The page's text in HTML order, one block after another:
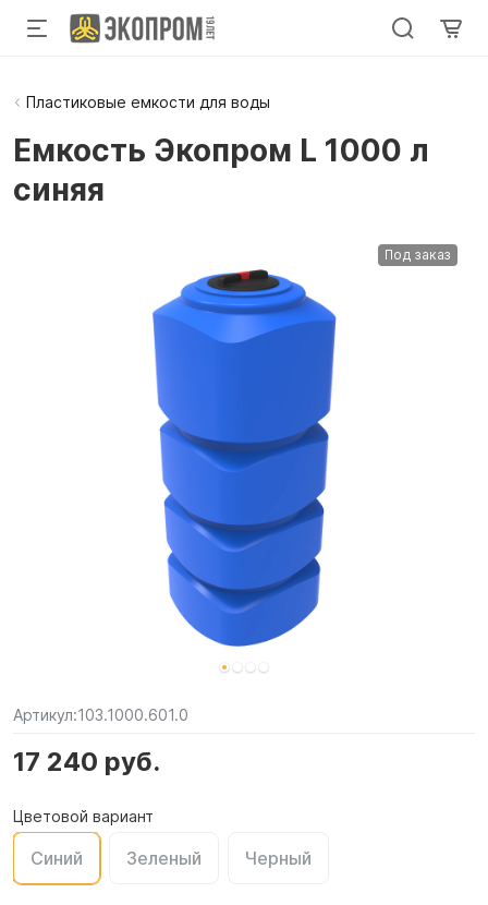
Пластиковые емкости для воды
Емкость Экопром L 1000 л
синяя
Под заказ
Артикул:103.1000.601.0
17 240 руб.
Цветовой вариант
Синий Зеленый Черный